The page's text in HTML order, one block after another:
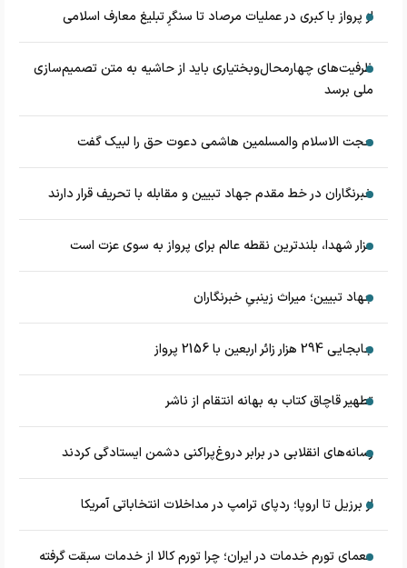
از پرواز با کبری در عملیات مرصاد تا سنگرِ تبلیغ معارف اسلامی
ظرفیت‌های چهارمحال‌وبختیاری باید از حاشیه به متن تصمیم‌سازی
ملی برسد
حجت الاسلام والمسلمین هاشمی دعوت حق را لبیک گفت
خبرنگاران در خط مقدم جهاد تبیین و مقابله با تحریف قرار دارند
مزار شهدا، بلندترین نقطه عالم برای پرواز به سوی عزت است
جهاد تبیین؛ میراث زینبیِ خبرنگاران
جابجایی 294 هزار زائر اربعین با 2156 پرواز
تطهیر قاچاق کتاب به بهانه انتقام از ناشر
رسانه‌های انقلابی در برابر دروغ‌پراکنی دشمن ایستادگی کردند
از برزیل تا اروپا؛ ردپای ترامپ در مداخلات انتخاباتی آمریکا
معمای تورم خدمات در ایران؛ چرا تورم کالا از خدمات سبقت گرفته